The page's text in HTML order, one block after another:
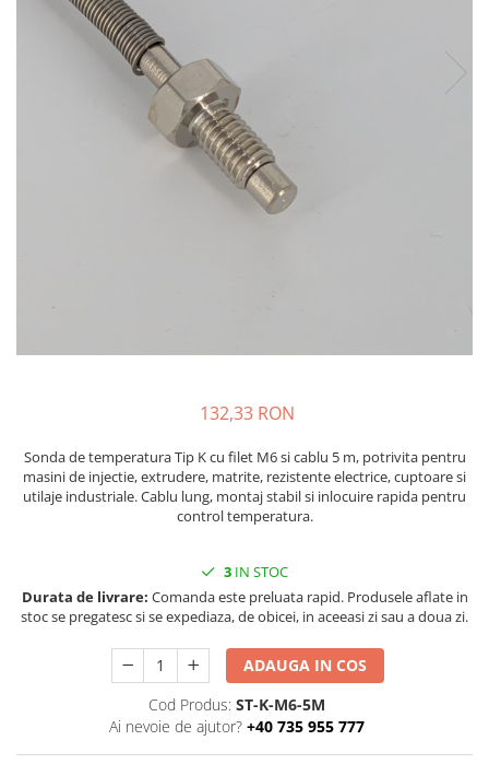
Rezistente electrice banda mica
Rezistente Ceramice
Rezistente electrice plate mica
Rezistentele tubulare flexibile
Rezistență microtubulară
Incalzitor ceramic infrarosu
Rezistente electrice tubulara
Rezistenta cuptor
132,33 RON
Sonda de temperatura Tip K cu filet M6 si cablu 5 m, potrivita pentru
masini de injectie, extrudere, matrite, rezistente electrice, cuptoare si
utilaje industriale. Cablu lung, montaj stabil si inlocuire rapida pentru
control temperatura.
3 IN STOC
Durata de livrare: Comanda este preluata rapid. Produsele aflate in
stoc se pregatesc si se expediaza, de obicei, in aceeasi zi sau a doua zi.
ADAUGA IN COS
Cod Produs: ST-K-M6-5M
Ai nevoie de ajutor? +40 735 955 777